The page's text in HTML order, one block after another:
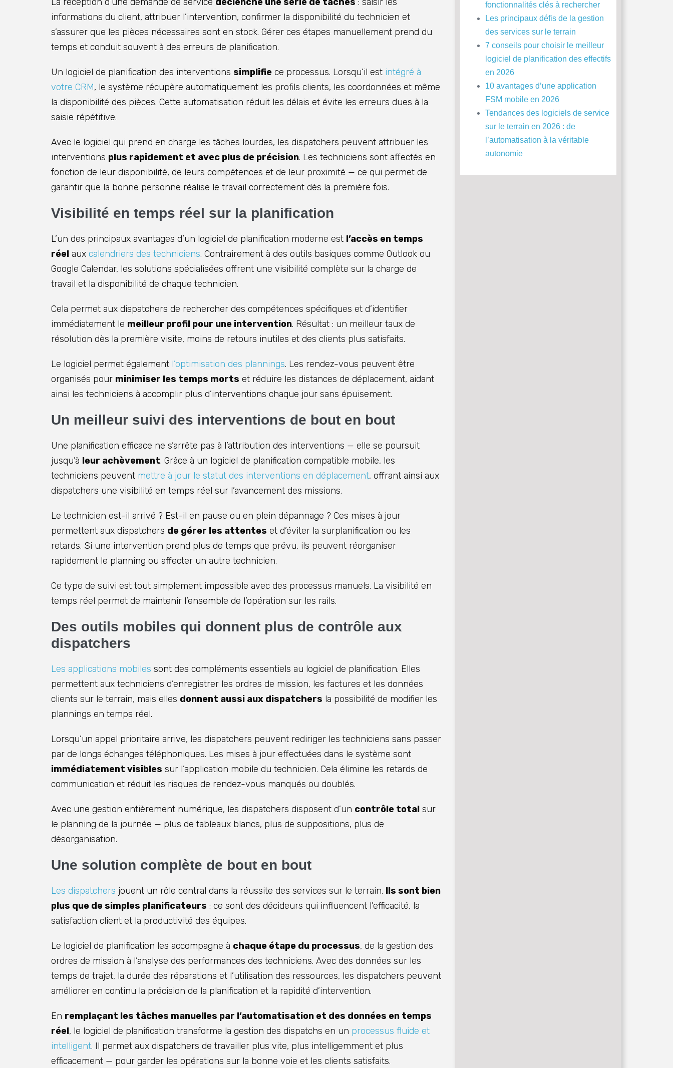
informations du client, attribuer l’intervention, confirmer la disponibilité du technicien et
s’assurer que les pièces nécessaires sont en stock. Gérer ces étapes manuellement prend du
temps et conduit souvent à des erreurs de planification.
Un logiciel de planification des interventions simplifie ce processus. Lorsqu’il est intégré à
votre CRM, le système récupère automatiquement les profils clients, les coordonnées et même
la disponibilité des pièces. Cette automatisation réduit les délais et évite les erreurs dues à la
saisie répétitive.
Avec le logiciel qui prend en charge les tâches lourdes, les dispatchers peuvent attribuer les
interventions plus rapidement et avec plus de précision. Les techniciens sont affectés en
fonction de leur disponibilité, de leurs compétences et de leur proximité — ce qui permet de
garantir que la bonne personne réalise le travail correctement dès la première fois.
Visibilité en temps réel sur la planification
L’un des principaux avantages d’un logiciel de planification moderne est l’accès en temps
réel aux calendriers des techniciens. Contrairement à des outils basiques comme Outlook ou
Google Calendar, les solutions spécialisées offrent une visibilité complète sur la charge de
travail et la disponibilité de chaque technicien.
Cela permet aux dispatchers de rechercher des compétences spécifiques et d’identifier
immédiatement le meilleur profil pour une intervention. Résultat : un meilleur taux de
résolution dès la première visite, moins de retours inutiles et des clients plus satisfaits.
Le logiciel permet également l’optimisation des plannings. Les rendez-vous peuvent être
organisés pour minimiser les temps morts et réduire les distances de déplacement, aidant
ainsi les techniciens à accomplir plus d’interventions chaque jour sans épuisement.
Un meilleur suivi des interventions de bout en bout
Une planification efficace ne s’arrête pas à l’attribution des interventions — elle se poursuit
jusqu’à leur achèvement. Grâce à un logiciel de planification compatible mobile, les
techniciens peuvent mettre à jour le statut des interventions en déplacement, offrant ainsi aux
dispatchers une visibilité en temps réel sur l’avancement des missions.
Le technicien est-il arrivé ? Est-il en pause ou en plein dépannage ? Ces mises à jour
permettent aux dispatchers de gérer les attentes et d’éviter la surplanification ou les
retards. Si une intervention prend plus de temps que prévu, ils peuvent réorganiser
rapidement le planning ou affecter un autre technicien.
Ce type de suivi est tout simplement impossible avec des processus manuels. La visibilité en
temps réel permet de maintenir l’ensemble de l’opération sur les rails.
Des outils mobiles qui donnent plus de contrôle aux
dispatchers
Les applications mobiles sont des compléments essentiels au logiciel de planification. Elles
permettent aux techniciens d’enregistrer les ordres de mission, les factures et les données
clients sur le terrain, mais elles donnent aussi aux dispatchers la possibilité de modifier les
plannings en temps réel.
Lorsqu’un appel prioritaire arrive, les dispatchers peuvent rediriger les techniciens sans passer
par de longs échanges téléphoniques. Les mises à jour effectuées dans le système sont
immédiatement visibles sur l’application mobile du technicien. Cela élimine les retards de
communication et réduit les risques de rendez-vous manqués ou doublés.
Avec une gestion entièrement numérique, les dispatchers disposent d’un contrôle total sur
le planning de la journée — plus de tableaux blancs, plus de suppositions, plus de
désorganisation.
Une solution complète de bout en bout
Les dispatchers jouent un rôle central dans la réussite des services sur le terrain. Ils sont bien
plus que de simples planificateurs : ce sont des décideurs qui influencent l’efficacité, la
satisfaction client et la productivité des équipes.
Le logiciel de planification les accompagne à chaque étape du processus, de la gestion des
ordres de mission à l’analyse des performances des techniciens. Avec des données sur les
temps de trajet, la durée des réparations et l’utilisation des ressources, les dispatchers peuvent
améliorer en continu la précision de la planification et la rapidité d’intervention.
En remplaçant les tâches manuelles par l’automatisation et des données en temps
réel, le logiciel de planification transforme la gestion des dispatchs en un processus fluide et
intelligent. Il permet aux dispatchers de travailler plus vite, plus intelligemment et plus
efficacement — pour garder les opérations sur la bonne voie et les clients satisfaits.
fonctionnalités clés à rechercher
Les principaux défis de la gestion
des services sur le terrain
7 conseils pour choisir le meilleur
logiciel de planification des effectifs
en 2026
10 avantages d’une application
FSM mobile en 2026
Tendances des logiciels de service
sur le terrain en 2026 : de
l’automatisation à la véritable
autonomie